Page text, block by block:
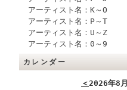
アーティスト名：K～O
アーティスト名：P～T
アーティスト名：U～Z
アーティスト名：0～9
カレンダー
＜2026年8月